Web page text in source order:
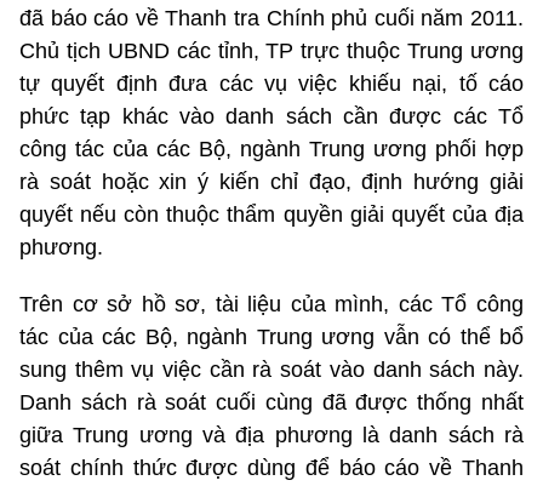
đã báo cáo về Thanh tra Chính phủ cuối năm 2011.
Chủ tịch UBND các tỉnh, TP trực thuộc Trung ương
tự quyết định đưa các vụ việc khiếu nại, tố cáo
phức tạp khác vào danh sách cần được các Tổ
công tác của các Bộ, ngành Trung ương phối hợp
rà soát hoặc xin ý kiến chỉ đạo, định hướng giải
quyết nếu còn thuộc thẩm quyền giải quyết của địa
phương.
Trên cơ sở hồ sơ, tài liệu của mình, các Tổ công
tác của các Bộ, ngành Trung ương vẫn có thể bổ
sung thêm vụ việc cần rà soát vào danh sách này.
Danh sách rà soát cuối cùng đã được thống nhất
giữa Trung ương và địa phương là danh sách rà
soát chính thức được dùng để báo cáo về Thanh